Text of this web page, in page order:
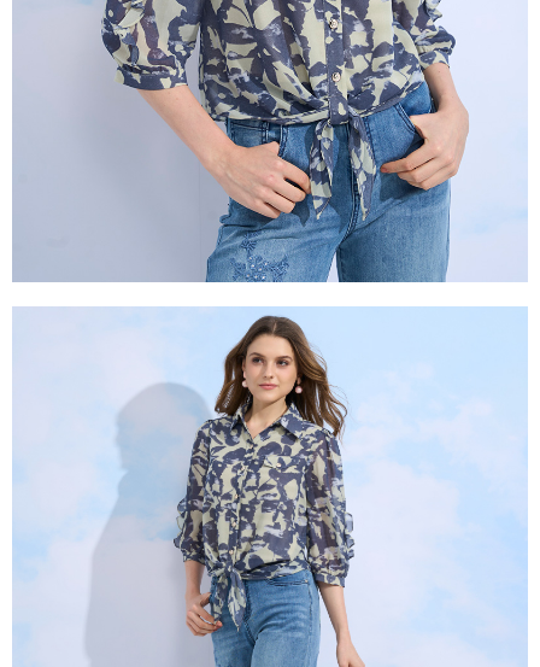
易，需依本服務之必要範圍內提供個人資料，並將交易相關給付款項請求債
權轉讓予恩沛科技股份有限公司。
２．關於個人資料處理事宜，請瀏覽以下網址：
https://aftee.tw/terms/#terms3
３．未成年的使用者請事先徵得法定代理人或監護人之同意方可使用
「AFTEE先享後付」，若未經同意申辦者引起之損失，本公司不負相關責
４．使用「AFTEE先享後付」時，將依據個別帳號之用戶狀況，依本公司即
時審查核予不同之上限額度；若仍有額度不足之情形，本公司將視審查結果
５．嚴禁一人註冊多個帳號或使用他人資訊註冊。若發現惡意使用之情形，
恩沛科技股份有限公司將有權停止該用戶之使用額度並採取法律行動。